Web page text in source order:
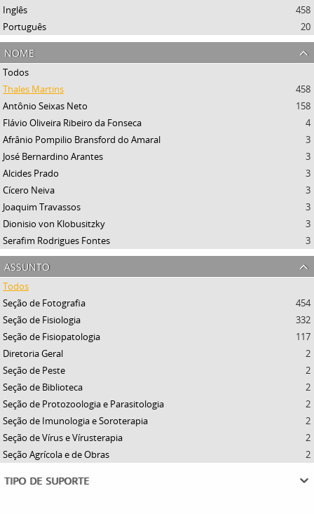
Inglês
458
Português
20
nome
Todos
Thales Martins
458
Antônio Seixas Neto
158
Flávio Oliveira Ribeiro da Fonseca
4
Afrânio Pompilio Bransford do Amaral
3
José Bernardino Arantes
3
Alcides Prado
3
Cícero Neiva
3
Joaquim Travassos
3
Dionisio von Klobusitzky
3
Serafim Rodrigues Fontes
3
assunto
Todos
Seção de Fotografia
454
Seção de Fisiologia
332
Seção de Fisiopatologia
117
Diretoria Geral
2
Seção de Peste
2
Seção de Biblioteca
2
Seção de Protozoologia e Parasitologia
2
Seção de Imunologia e Soroterapia
2
Seção de Vírus e Vírusterapia
2
Seção Agrícola e de Obras
2
tipo de suporte